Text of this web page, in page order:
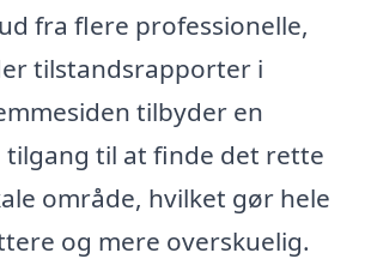
fra flere professionelle,
tilstandsrapporter i
tilbyder en
til at finde det rette
område, hvilket gør hele
og mere overskuelig.